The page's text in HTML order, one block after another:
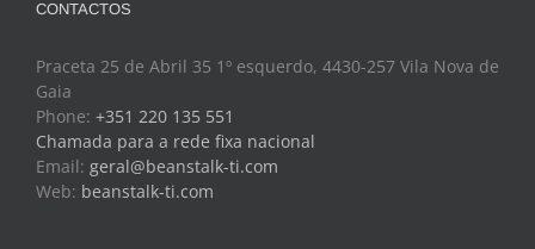
CONTACTOS
Praceta 25 de Abril 35 1º esquerdo, 4430-257 Vila Nova de
Gaia
Phone: +351 220 135 551
Chamada para a rede fixa nacional
Email: geral@beanstalk-ti.com
Web: beanstalk-ti.com